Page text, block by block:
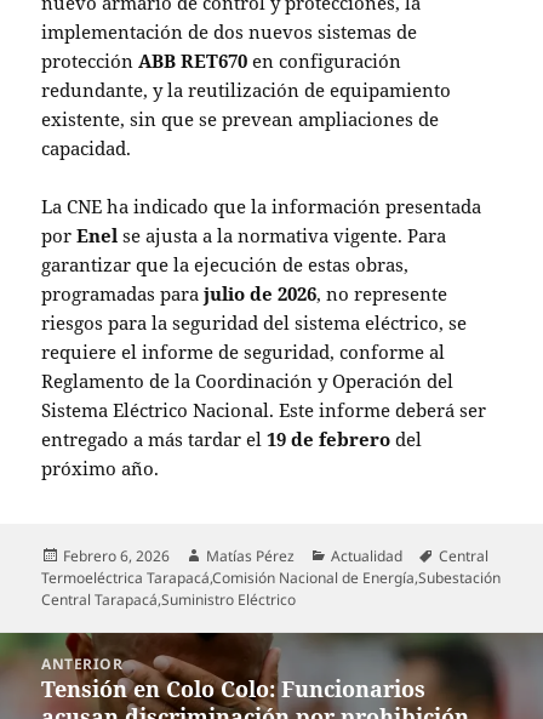
implementación de dos nuevos sistemas de
protección ABB RET670 en configuración
redundante, y la reutilización de equipamiento
existente, sin que se prevean ampliaciones de
capacidad.
La CNE ha indicado que la información presentada
porEnel se ajusta a la normativa vigente. Para
garantizar que la ejecución de estas obras,
programadas parajulio de 2026, no represente
riesgos para la seguridad del sistema eléctrico, se
requiere el informe de seguridad, conforme al
Reglamento de la Coordinación y Operación del
Sistema Eléctrico Nacional. Este informe deberá ser
entregado a más tardar el19 de febrero del
próximo año.
Publicado
el
Febrero 6, 2026 Autor
Matías Pérez Categorías
Actualidad Etiquetas
Central
Termoeléctrica Tarapacá,Comisión Nacional de Energía,Subestación
Central Tarapacá,Suministro Eléctrico
Navegación
de
entradas
ANTERIOR
Entrada
Tensión en Colo Colo: Funcionarios